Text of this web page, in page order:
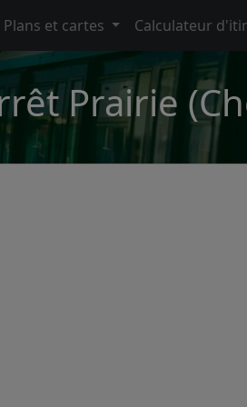
Plans et cartes Calculateur
Prairie